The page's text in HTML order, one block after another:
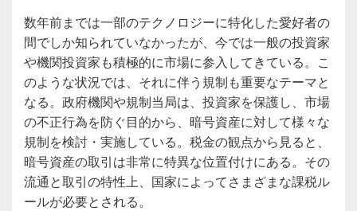
数年前までは一部のテクノロジーに特化した愛好者の
間でしか知られていなかったが、今では一般の投資家
や機関投資家も積極的に市場に参入してきている。こ
のような状況では、それに伴う規制も重要なテーマと
なる。政府機関や規制当局は、投資家を保護し、市場
の不正行為を防ぐ目的から、暗号資産に対して様々な
規制を検討・実施している。税金の観点から見ると、
暗号資産の取引は非常に特異な位置付けにある。その
流通と取引の特性上、国家によってさまざまな課税ル
ールが必要とされる。